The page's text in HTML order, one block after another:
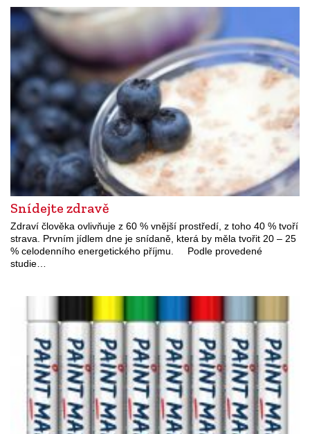
Snídejte zdravě
Zdraví člověka ovlivňuje z 60 % vnější prostředí, z toho 40 % tvoří
strava. Prvním jídlem dne je snídaně, která by měla tvořit 20 – 25
% celodenního energetického příjmu. Podle provedené
studie…